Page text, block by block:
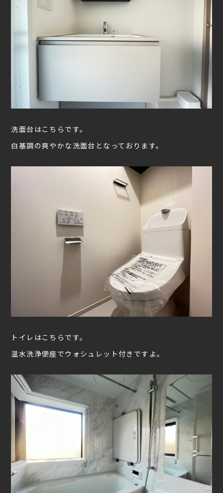
洗面台はこちらです。
白基調の爽やかな洗面台となっております。
トイレはこちらです。
温水洗浄便座でウォシュレット付きですよ。